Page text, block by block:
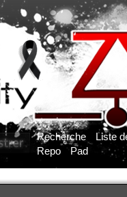
Recherche
Liste
Repo
Pad